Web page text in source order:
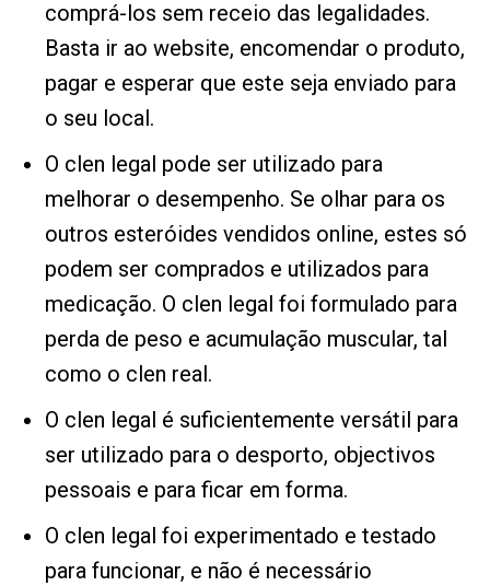
comprá-los sem receio das legalidades.
Basta ir ao website, encomendar o produto,
pagar e esperar que este seja enviado para
o seu local.
O clen legal pode ser utilizado para
melhorar o desempenho. Se olhar para os
outros esteróides vendidos online, estes só
podem ser comprados e utilizados para
medicação. O clen legal foi formulado para
perda de peso e acumulação muscular, tal
como o clen real.
O clen legal é suficientemente versátil para
ser utilizado para o desporto, objectivos
pessoais e para ficar em forma.
O clen legal foi experimentado e testado
para funcionar, e não é necessário